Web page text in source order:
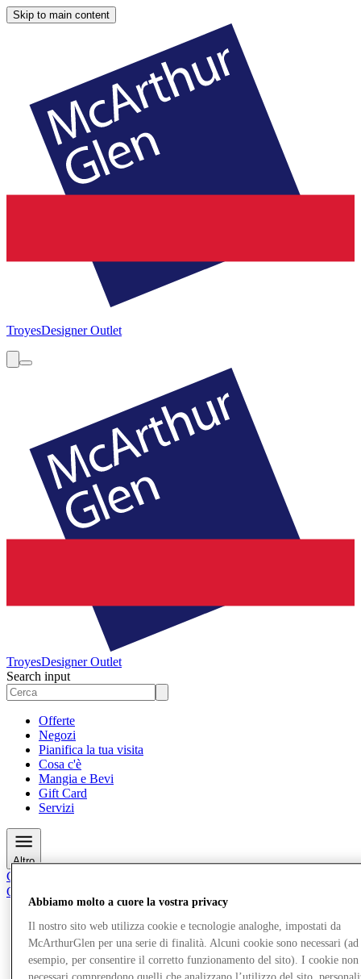
Skip to main content
TroyesDesigner Outlet
TroyesDesigner Outlet
Search input
Offerte
Negozi
Pianifica la tua visita
Cosa c'è
Mangia e Bevi
Gift Card
Servizi
Altro
Club
Oggetti salvati
it
Offerte
Negozi
Pianifica la tua visita
Cosa c'è
Abbiamo molto a cuore la vostra privacy
Il nostro sito web utilizza cookie e tecnologie analoghe, impostati da
McArthurGlen per una serie di finalità. Alcuni cookie sono necessari (ad
esempio, per consentire il corretto funzionamento del sito). I cookie non